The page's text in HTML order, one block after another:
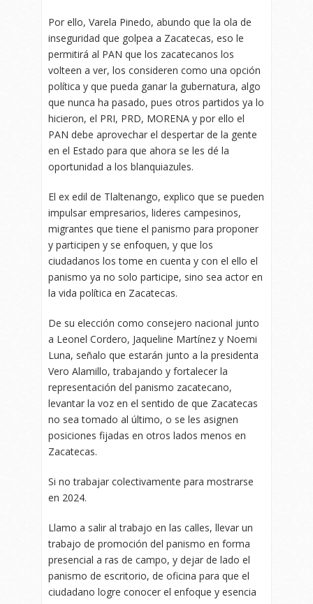
Por ello, Varela Pinedo, abundo que la ola de
inseguridad que golpea a Zacatecas, eso le
permitirá al PAN que los zacatecanos los
volteen a ver, los consideren como una opción
política y que pueda ganar la gubernatura, algo
que nunca ha pasado, pues otros partidos ya lo
hicieron, el PRI, PRD, MORENA y por ello el
PAN debe aprovechar el despertar de la gente
en el Estado para que ahora se les dé la
oportunidad a los blanquiazules.
El ex edil de Tlaltenango, explico que se pueden
impulsar empresarios, lideres campesinos,
migrantes que tiene el panismo para proponer
y participen y se enfoquen, y que los
ciudadanos los tome en cuenta y con el ello el
panismo ya no solo participe, sino sea actor en
la vida política en Zacatecas.
De su elección como consejero nacional junto
a Leonel Cordero, Jaqueline Martínez y Noemi
Luna, señalo que estarán junto a la presidenta
Vero Alamillo, trabajando y fortalecer la
representación del panismo zacatecano,
levantar la voz en el sentido de que Zacatecas
no sea tomado al último, o se les asignen
posiciones fijadas en otros lados menos en
Zacatecas.
Si no trabajar colectivamente para mostrarse
en 2024.
Llamo a salir al trabajo en las calles, llevar un
trabajo de promoción del panismo en forma
presencial a ras de campo, y dejar de lado el
panismo de escritorio, de oficina para que el
ciudadano logre conocer el enfoque y esencia